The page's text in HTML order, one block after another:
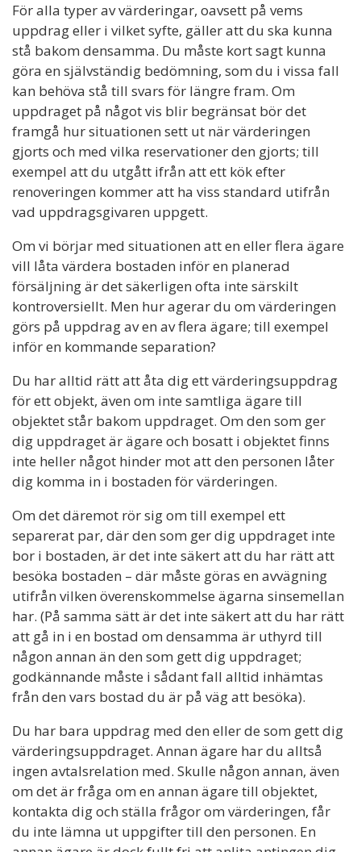
För alla typer av värderingar, oavsett på vems
uppdrag eller i vilket syfte, gäller att du ska kunna
stå bakom densamma. Du måste kort sagt kunna
göra en självständig bedömning, som du i vissa fall
kan behöva stå till svars för längre fram. Om
uppdraget på något vis blir begränsat bör det
framgå hur situationen sett ut när värderingen
gjorts och med vilka reservationer den gjorts; till
exempel att du utgått ifrån att ett kök efter
renoveringen kommer att ha viss standard utifrån
vad uppdragsgivaren uppgett.
Om vi börjar med situationen att en eller flera ägare
vill låta värdera bostaden inför en planerad
försäljning är det säkerligen ofta inte särskilt
kontroversiellt. Men hur agerar du om värderingen
görs på uppdrag av en av flera ägare; till exempel
inför en kommande separation?
Du har alltid rätt att åta dig ett värderingsuppdrag
för ett objekt, även om inte samtliga ägare till
objektet står bakom uppdraget. Om den som ger
dig uppdraget är ägare och bosatt i objektet finns
inte heller något hinder mot att den personen låter
dig komma in i bostaden för värderingen.
Om det däremot rör sig om till exempel ett
separerat par, där den som ger dig uppdraget inte
bor i bostaden, är det inte säkert att du har rätt att
besöka bostaden – där måste göras en avvägning
utifrån vilken överenskommelse ägarna sinsemellan
har. (På samma sätt är det inte säkert att du har rätt
att gå in i en bostad om densamma är uthyrd till
någon annan än den som gett dig uppdraget;
godkännande måste i sådant fall alltid inhämtas
från den vars bostad du är på väg att besöka).
Du har bara uppdrag med den eller de som gett dig
värderingsuppdraget. Annan ägare har du alltså
ingen avtalsrelation med. Skulle någon annan, även
om det är fråga om en annan ägare till objektet,
kontakta dig och ställa frågor om värderingen, får
du inte lämna ut uppgifter till den personen. En